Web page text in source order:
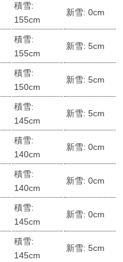
積雪:
155cm
新雪: 0cm
積雪:
155cm
新雪: 5cm
積雪:
150cm
新雪: 5cm
積雪:
145cm
新雪: 5cm
積雪:
140cm
新雪: 0cm
積雪:
140cm
新雪: 0cm
積雪:
145cm
新雪: 0cm
積雪:
145cm
新雪: 5cm